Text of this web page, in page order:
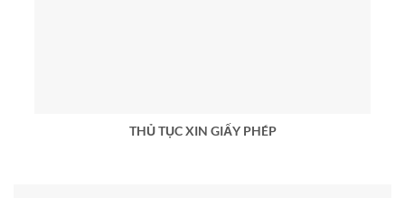
THỦ TỤC XIN GIẤY PHÉP